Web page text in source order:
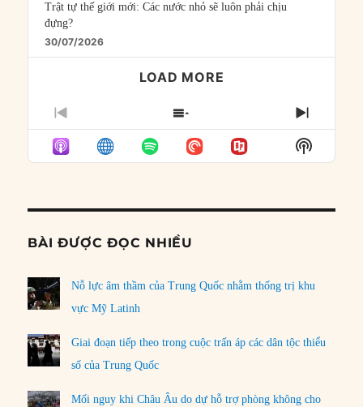
Trật tự thế giới mới: Các nước nhỏ sẽ luôn phải chịu
đựng?
30/07/2026
LOAD MORE
PREVIOUS
EPISODE
SHOW
EPISODES
LIST
NEXT
Show
Podcast
BÀI ĐƯỢC ĐỌC NHIỀU
Nỗ lực âm thầm của Trung Quốc nhằm thống trị khu
vực Mỹ Latinh
Giai đoạn tiếp theo trong cuộc trấn áp các dân tộc thiểu
số của Trung Quốc
Mối nguy khi Châu Âu do dự hỗ trợ phòng không cho